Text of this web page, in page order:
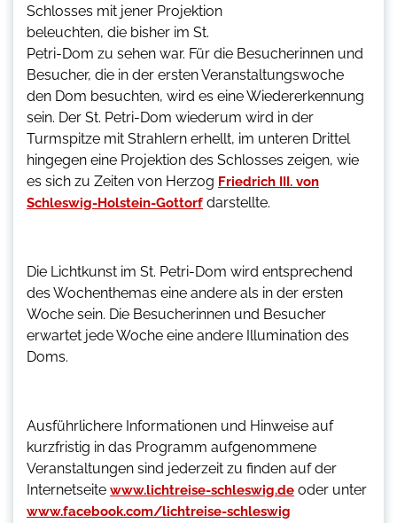
Schlosses mit jener Projektion
beleuchten, die bisher im St.
Petri-Dom zu sehen war. Für die Besucherinnen und
Besucher, die in der ersten Veranstaltungswoche
den Dom besuchten, wird es eine Wiedererkennung
sein. Der St. Petri-Dom wiederum wird in der
Turmspitze mit Strahlern erhellt, im unteren Drittel
hingegen eine Projektion des Schlosses zeigen, wie
es sich zu Zeiten von Herzog Friedrich III. von
Schleswig-Holstein-Gottorf darstellte.
Die Lichtkunst im St. Petri-Dom wird entsprechend
des Wochenthemas eine andere als in der ersten
Woche sein. Die Besucherinnen und Besucher
erwartet jede Woche eine andere Illumination des
Doms.
Ausführlichere Informationen und Hinweise auf
kurzfristig in das Programm aufgenommene
Veranstaltungen sind jederzeit zu finden auf der
Internetseite www.lichtreise-schleswig.de oder unter
www.facebook.com/lichtreise-schleswig